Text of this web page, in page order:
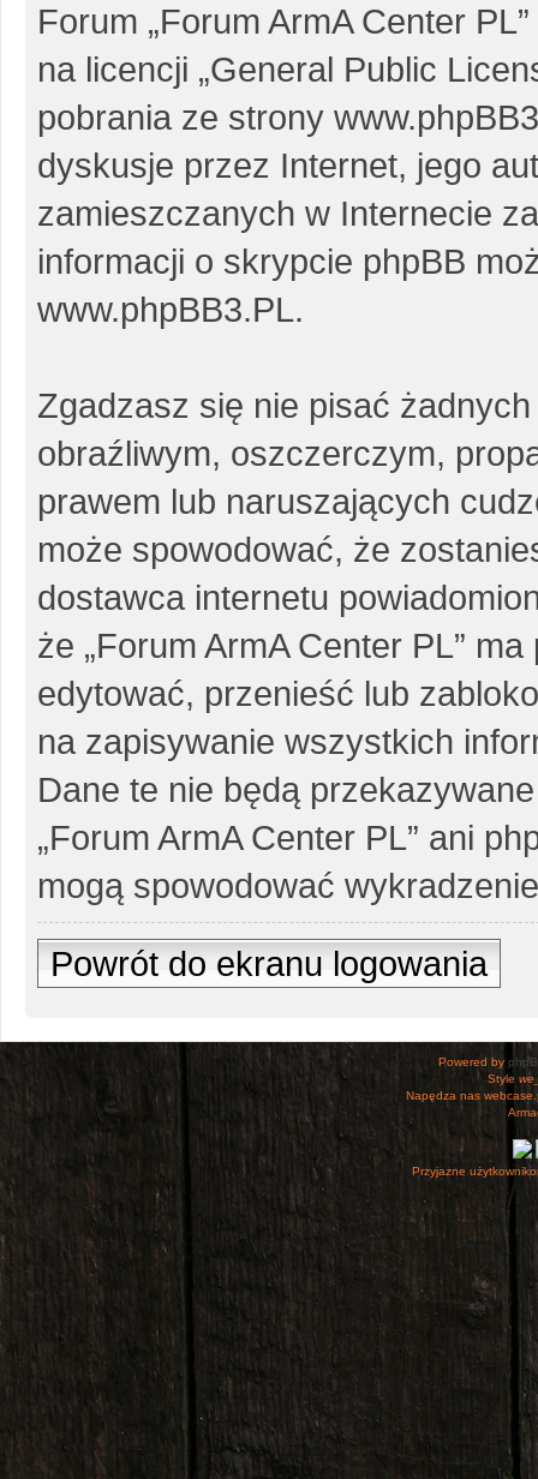
Forum „Forum ArmA Center
na licencji „General Public
pobrania ze strony
dyskusje przez Internet, jego
zamieszczanych w Internecie
informacji o skrypcie phpBB
www.phpBB3.PL.
Zgadzasz się nie pisać
obraźliwym, oszczerczym,
prawem lub naruszających
może spowodować, że
dostawca internetu
że „Forum ArmA Center PL”
edytować, przenieść lub
na zapisywanie wszystkich
Dane te nie będą
„Forum ArmA Center PL” ani
mogą spowodować
Powrót do ekranu logowania
Powered by
Style
Napędza nas
Przyjazne